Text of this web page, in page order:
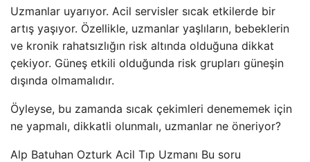
Uzmanlar uyarıyor. Acil servisler sıcak etkilerde bir
artış yaşıyor. Özellikle, uzmanlar yaşlıların, bebeklerin
ve kronik rahatsızlığın risk altında olduğuna dikkat
çekiyor. Güneş etkili olduğunda risk grupları güneşin
dışında olmamalıdır.
Öyleyse, bu zamanda sıcak çekimleri denememek için
ne yapmalı, dikkatli olunmalı, uzmanlar ne öneriyor?
Alp Batuhan Ozturk Acil Tıp Uzmanı Bu soru